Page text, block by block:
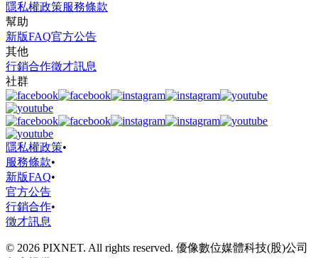
隱私權政策服務條款
幫助
新版FAQ官方公告
其他
行銷合作徵才訊息
社群
隱私權政策•
服務條款•
新版FAQ•
官方公告
行銷合作•
徵才訊息
© 2026 PIXNET. All rights reserved. 優像數位媒體科技(股)公司